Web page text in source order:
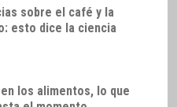
sobre el café y la
esto dice la ciencia
los alimentos, lo que